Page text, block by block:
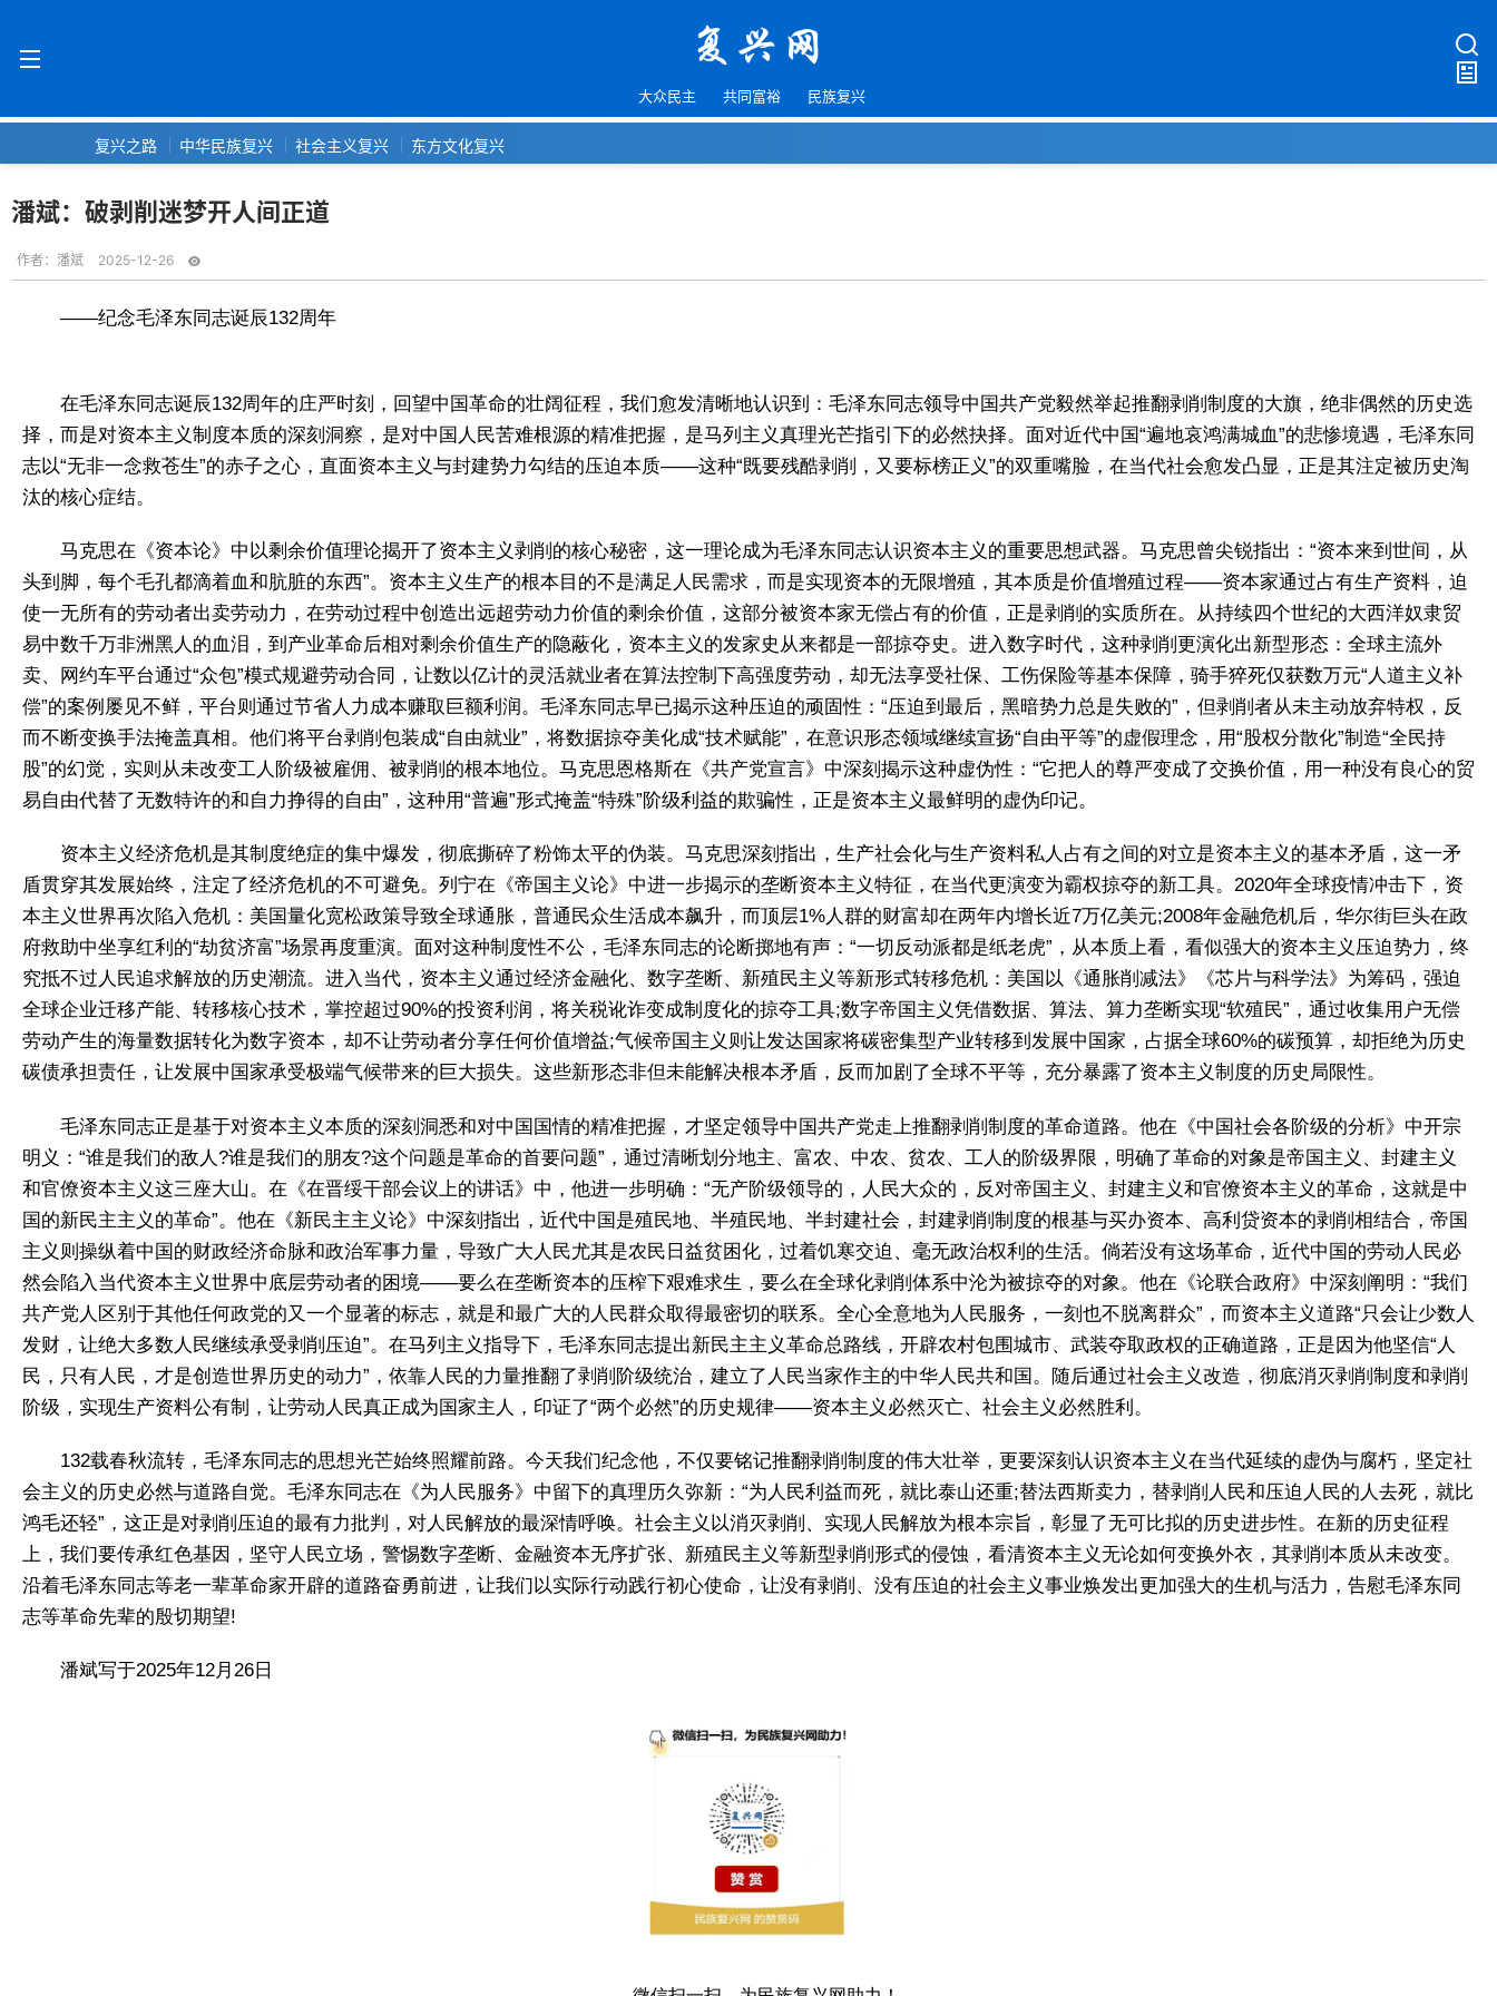
大众民主 共同富裕 民族复兴
复兴之路 中华民族复兴 社会主义复兴 东方文化复兴
潘斌：破剥削迷梦开人间正道
作者： 潘斌 2025-12-26
——纪念毛泽东同志诞辰132周年
在毛泽东同志诞辰132周年的庄严时刻，回望中国革命的壮阔征程，我们愈发清晰地认识到：毛泽东同志领导中国共产党毅然举起推翻剥削制度的大旗，绝非偶然的历史选
择，而是对资本主义制度本质的深刻洞察，是对中国人民苦难根源的精准把握，是马列主义真理光芒指引下的必然抉择。面对近代中国“遍地哀鸿满城血”的悲惨境遇，毛泽东同
志以“无非一念救苍生”的赤子之心，直面资本主义与封建势力勾结的压迫本质——这种“既要残酷剥削，又要标榜正义”的双重嘴脸，在当代社会愈发凸显，正是其注定被历史淘
汰的核心症结。
马克思在《资本论》中以剩余价值理论揭开了资本主义剥削的核心秘密，这一理论成为毛泽东同志认识资本主义的重要思想武器。马克思曾尖锐指出：“资本来到世间，从
头到脚，每个毛孔都滴着血和肮脏的东西”。资本主义生产的根本目的不是满足人民需求，而是实现资本的无限增殖，其本质是价值增殖过程——资本家通过占有生产资料，迫
使一无所有的劳动者出卖劳动力，在劳动过程中创造出远超劳动力价值的剩余价值，这部分被资本家无偿占有的价值，正是剥削的实质所在。从持续四个世纪的大西洋奴隶贸
易中数千万非洲黑人的血泪，到产业革命后相对剩余价值生产的隐蔽化，资本主义的发家史从来都是一部掠夺史。进入数字时代，这种剥削更演化出新型形态：全球主流外
卖、网约车平台通过“众包”模式规避劳动合同，让数以亿计的灵活就业者在算法控制下高强度劳动，却无法享受社保、工伤保险等基本保障，骑手猝死仅获数万元“人道主义补
偿”的案例屡见不鲜，平台则通过节省人力成本赚取巨额利润。毛泽东同志早已揭示这种压迫的顽固性：“压迫到最后，黑暗势力总是失败的”，但剥削者从未主动放弃特权，反
而不断变换手法掩盖真相。他们将平台剥削包装成“自由就业”，将数据掠夺美化成“技术赋能”，在意识形态领域继续宣扬“自由平等”的虚假理念，用“股权分散化”制造“全民持
股”的幻觉，实则从未改变工人阶级被雇佣、被剥削的根本地位。马克思恩格斯在《共产党宣言》中深刻揭示这种虚伪性：“它把人的尊严变成了交换价值，用一种没有良心的贸
易自由代替了无数特许的和自力挣得的自由”，这种用“普遍”形式掩盖“特殊”阶级利益的欺骗性，正是资本主义最鲜明的虚伪印记。
资本主义经济危机是其制度绝症的集中爆发，彻底撕碎了粉饰太平的伪装。马克思深刻指出，生产社会化与生产资料私人占有之间的对立是资本主义的基本矛盾，这一矛
盾贯穿其发展始终，注定了经济危机的不可避免。列宁在《帝国主义论》中进一步揭示的垄断资本主义特征，在当代更演变为霸权掠夺的新工具。2020年全球疫情冲击下，资
本主义世界再次陷入危机：美国量化宽松政策导致全球通胀，普通民众生活成本飙升，而顶层1%人群的财富却在两年内增长近7万亿美元;2008年金融危机后，华尔街巨头在政
府救助中坐享红利的“劫贫济富”场景再度重演。面对这种制度性不公，毛泽东同志的论断掷地有声：“一切反动派都是纸老虎”，从本质上看，看似强大的资本主义压迫势力，终
究抵不过人民追求解放的历史潮流。进入当代，资本主义通过经济金融化、数字垄断、新殖民主义等新形式转移危机：美国以《通胀削减法》《芯片与科学法》为筹码，强迫
全球企业迁移产能、转移核心技术，掌控超过90%的投资利润，将关税讹诈变成制度化的掠夺工具;数字帝国主义凭借数据、算法、算力垄断实现“软殖民”，通过收集用户无偿
劳动产生的海量数据转化为数字资本，却不让劳动者分享任何价值增益;气候帝国主义则让发达国家将碳密集型产业转移到发展中国家，占据全球60%的碳预算，却拒绝为历史
碳债承担责任，让发展中国家承受极端气候带来的巨大损失。这些新形态非但未能解决根本矛盾，反而加剧了全球不平等，充分暴露了资本主义制度的历史局限性。
毛泽东同志正是基于对资本主义本质的深刻洞悉和对中国国情的精准把握，才坚定领导中国共产党走上推翻剥削制度的革命道路。他在《中国社会各阶级的分析》中开宗
明义：“谁是我们的敌人?谁是我们的朋友?这个问题是革命的首要问题”，通过清晰划分地主、富农、中农、贫农、工人的阶级界限，明确了革命的对象是帝国主义、封建主义
和官僚资本主义这三座大山。在《在晋绥干部会议上的讲话》中，他进一步明确：“无产阶级领导的，人民大众的，反对帝国主义、封建主义和官僚资本主义的革命，这就是中
国的新民主主义的革命”。他在《新民主主义论》中深刻指出，近代中国是殖民地、半殖民地、半封建社会，封建剥削制度的根基与买办资本、高利贷资本的剥削相结合，帝国
主义则操纵着中国的财政经济命脉和政治军事力量，导致广大人民尤其是农民日益贫困化，过着饥寒交迫、毫无政治权利的生活。倘若没有这场革命，近代中国的劳动人民必
然会陷入当代资本主义世界中底层劳动者的困境——要么在垄断资本的压榨下艰难求生，要么在全球化剥削体系中沦为被掠夺的对象。他在《论联合政府》中深刻阐明：“我们
共产党人区别于其他任何政党的又一个显著的标志，就是和最广大的人民群众取得最密切的联系。全心全意地为人民服务，一刻也不脱离群众”，而资本主义道路“只会让少数人
发财，让绝大多数人民继续承受剥削压迫”。在马列主义指导下，毛泽东同志提出新民主主义革命总路线，开辟农村包围城市、武装夺取政权的正确道路，正是因为他坚信“人
民，只有人民，才是创造世界历史的动力”，依靠人民的力量推翻了剥削阶级统治，建立了人民当家作主的中华人民共和国。随后通过社会主义改造，彻底消灭剥削制度和剥削
阶级，实现生产资料公有制，让劳动人民真正成为国家主人，印证了“两个必然”的历史规律——资本主义必然灭亡、社会主义必然胜利。
132载春秋流转，毛泽东同志的思想光芒始终照耀前路。今天我们纪念他，不仅要铭记推翻剥削制度的伟大壮举，更要深刻认识资本主义在当代延续的虚伪与腐朽，坚定社
会主义的历史必然与道路自觉。毛泽东同志在《为人民服务》中留下的真理历久弥新：“为人民利益而死，就比泰山还重;替法西斯卖力，替剥削人民和压迫人民的人去死，就比
鸿毛还轻”，这正是对剥削压迫的最有力批判，对人民解放的最深情呼唤。社会主义以消灭剥削、实现人民解放为根本宗旨，彰显了无可比拟的历史进步性。在新的历史征程
上，我们要传承红色基因，坚守人民立场，警惕数字垄断、金融资本无序扩张、新殖民主义等新型剥削形式的侵蚀，看清资本主义无论如何变换外衣，其剥削本质从未改变。
沿着毛泽东同志等老一辈革命家开辟的道路奋勇前进，让我们以实际行动践行初心使命，让没有剥削、没有压迫的社会主义事业焕发出更加强大的生机与活力，告慰毛泽东同
志等革命先辈的殷切期望!
潘斌写于2025年12月26日